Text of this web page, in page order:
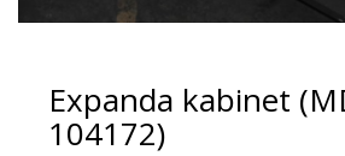
Expanda kabinet
104172)